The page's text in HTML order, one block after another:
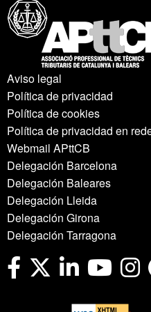
Aviso legal
Política de privacidad
Política de cookies
Política de privacidad en
Webmail APttCB
Delegación Barcelona
Delegación Baleares
Delegación Lleida
Delegación Girona
Delegación Tarragona